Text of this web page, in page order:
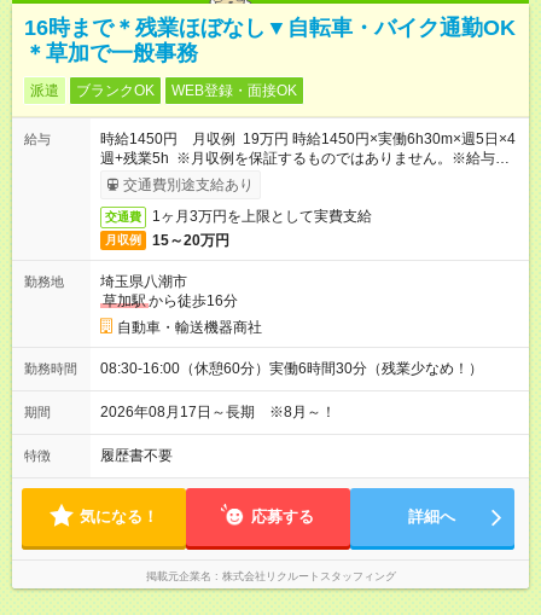
16時まで＊残業ほぼなし▼自転車・バイク通勤OK
＊草加で一般事務
派遣 ブランクOK WEB登録・面接OK
給与
時給1450円 月収例 19万円 時給1450円×実働6h30m×週5日×4
週+残業5h ※月収例を保証するものではありません。※給与即受
取りサービス利用可（利用条件有）
交通費別途支給あり
交通費 1ヶ月3万円を上限として実費支給
月収例 15～20万円
勤務地
埼玉県八潮市
草加駅から徒歩16分
自動車・輸送機器商社
勤務時間 08:30-16:00（休憩60分）実働6時間30分（残業少なめ！）
期間 2026年08月17日～長期 ※8月～！
特徴 履歴書不要
気になる！ 応募する 詳細へ
掲載元企業名 株式会社リクルートスタッフィング